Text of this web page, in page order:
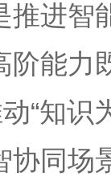
推进智
阶能力
“知识
协同场